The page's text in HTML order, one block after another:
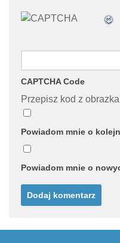
CAPTCHA Code
Przepisz kod z obrazka
Powiadom mnie o
Powiadom mnie o